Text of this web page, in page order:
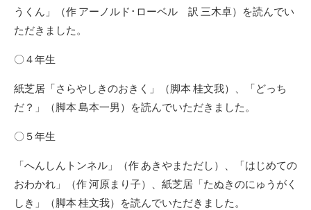
うくん」（作 アーノルド･ローベル 訳 三木卓）を読んでい
ただきました。
〇４年生
紙芝居「さらやしきのおきく」（脚本 桂文我）、「どっち
だ？」（脚本 島本一男）を読んでいただきました。
〇５年生
「へんしんトンネル」（作 あきやまただし）、「はじめての
おわかれ」（作 河原まり子）、紙芝居「たぬきのにゅうがく
しき」（脚本 桂文我）を読んでいただきました。